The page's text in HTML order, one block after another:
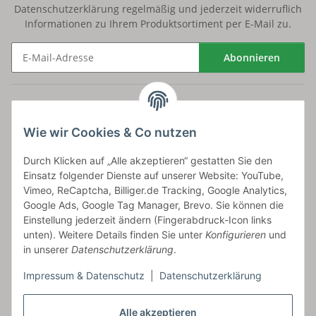
Alle akzeptieren
Wie wir Cookies & Co nutzen
Durch Klicken auf „Alle akzeptieren“ gestatten Sie den
Einsatz folgender Dienste auf unserer Website: YouTube,
Vimeo, ReCaptcha, Billiger.de Tracking, Google Analytics,
Google Ads, Google Tag Manager, Brevo. Sie können die
Einstellung jederzeit ändern (Fingerabdruck-Icon links
unten). Weitere Details finden Sie unter Konfigurieren und
in unserer Datenschutzerklärung.
Impressum & Datenschutz Datenschutzerklärung
Datenschutzerklärung regelmäßig und jederzeit widerruflich
Informationen zu Ihrem Produktsortiment per E-Mail zu.
Abonnieren
Artikelinformationen
Frieslandstr. 44 | 26446 Reepsholt
Fon 04468-9479855-0 | Fax -9